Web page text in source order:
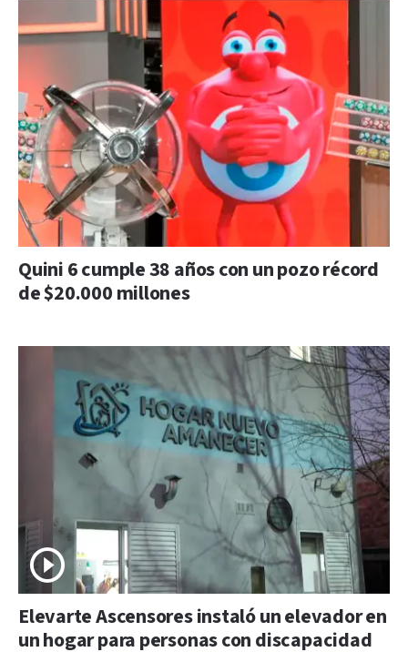
Quini 6 cumple 38 años con un pozo récord
de $20.000 millones
Elevarte Ascensores instaló un elevador en
un hogar para personas con discapacidad